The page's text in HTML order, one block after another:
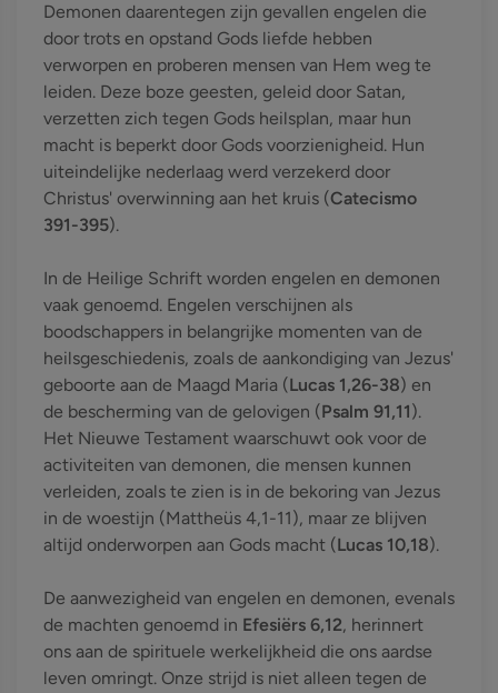
Demonen daarentegen zijn gevallen engelen die
door trots en opstand Gods liefde hebben
verworpen en proberen mensen van Hem weg te
leiden. Deze boze geesten, geleid door Satan,
verzetten zich tegen Gods heilsplan, maar hun
macht is beperkt door Gods voorzienigheid. Hun
uiteindelijke nederlaag werd verzekerd door
Christus' overwinning aan het kruis (Catecismo
391-395).
In de Heilige Schrift worden engelen en demonen
vaak genoemd. Engelen verschijnen als
boodschappers in belangrijke momenten van de
heilsgeschiedenis, zoals de aankondiging van Jezus'
geboorte aan de Maagd Maria (Lucas 1,26-38) en
de bescherming van de gelovigen (Psalm 91,11).
Het Nieuwe Testament waarschuwt ook voor de
activiteiten van demonen, die mensen kunnen
verleiden, zoals te zien is in de bekoring van Jezus
in de woestijn (Mattheüs 4,1-11), maar ze blijven
altijd onderworpen aan Gods macht (Lucas 10,18).
De aanwezigheid van engelen en demonen, evenals
de machten genoemd in Efesiërs 6,12, herinnert
ons aan de spirituele werkelijkheid die ons aardse
leven omringt. Onze strijd is niet alleen tegen de